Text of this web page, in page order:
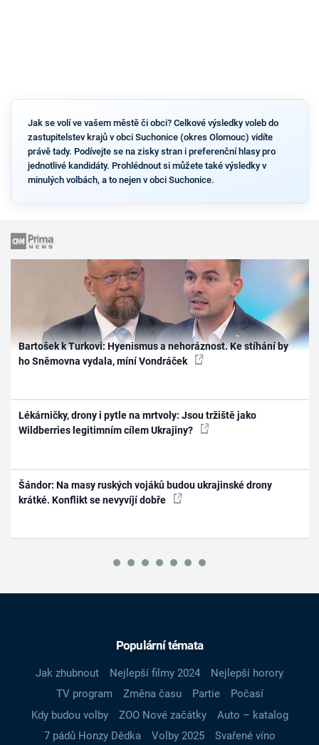
Jak se volí ve vašem městě či obci? Celkové výsledky voleb do
zastupitelstev krajů v obci Suchonice (okres Olomouc) vidíte
právě tady. Podívejte se na zisky stran i preferenční hlasy pro
jednotlivé kandidáty. Prohlédnout si můžete také výsledky v
minulých volbách, a to nejen v obci Suchonice.
Bartošek k Turkovi: Hyenismus a nehoráznost. Ke stíhání by
ho Sněmovna vydala, míní Vondráček
Lékárničky, drony i pytle na mrtvoly: Jsou tržiště jako
Wildberries legitimním cílem Ukrajiny?
Šándor: Na masy ruských vojáků budou ukrajinské drony
krátké. Konflikt se nevyvíjí dobře
Populární témata
Jak zhubnout Nejlepší filmy 2024
Nejlepší horory
TV program
Změna času Partie
Počasí
Kdy budou volby
ZOO Nové začátky
Auto – katalog
7 pádů Honzy Dědka
Volby 2025
Svařené víno